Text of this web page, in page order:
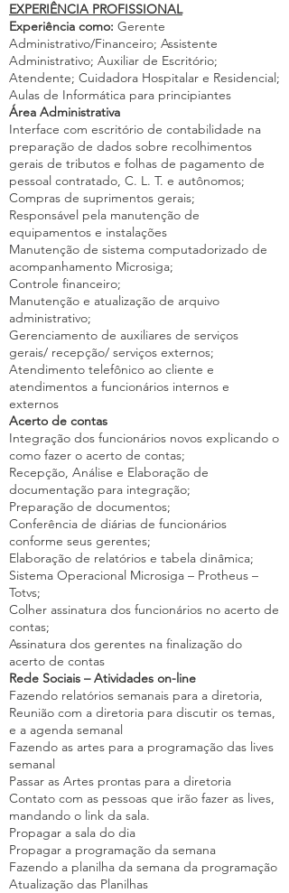
EXPERIÊNCIA PROFISSIONAL
Experiência como: Gerente
Administrativo/Financeiro; Assistente
Administrativo; Auxiliar de Escritório;
Atendente; Cuidadora Hospitalar e Residencial;
Aulas de Informática para principiantes
Área Administrativa
Interface com escritório de contabilidade na
preparação de dados sobre recolhimentos
gerais de tributos e folhas de pagamento de
pessoal contratado, C. L. T. e autônomos;
Compras de suprimentos gerais;
Responsável pela manutenção de
equipamentos e instalações
Manutenção de sistema computadorizado de
acompanhamento Microsiga;
Controle financeiro;
Manutenção e atualização de arquivo
administrativo;
Gerenciamento de auxiliares de serviços
gerais/ recepção/ serviços externos;
Atendimento telefônico ao cliente e
atendimentos a funcionários internos e
externos
Acerto de contas
Integração dos funcionários novos explicando o
como fazer o acerto de contas;
Recepção, Análise e Elaboração de
documentação para integração;
Preparação de documentos;
Conferência de diárias de funcionários
conforme seus gerentes;
Elaboração de relatórios e tabela dinâmica;
Sistema Operacional Microsiga – Protheus –
Totvs;
Colher assinatura dos funcionários no acerto de
contas;
Assinatura dos gerentes na finalização do
acerto de contas
Rede Sociais – Atividades on-line
Fazendo relatórios semanais para a diretoria,
Reunião com a diretoria para discutir os temas,
e a agenda semanal
Fazendo as artes para a programação das lives
semanal
Passar as Artes prontas para a diretoria
Contato com as pessoas que irão fazer as lives,
mandando o link da sala.
Propagar a sala do dia
Propagar a programação da semana
Fazendo a planilha da semana da programação
Atualização das Planilhas